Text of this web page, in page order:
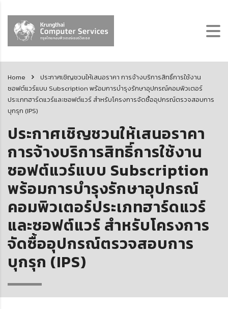
Home
ประกาศเชิญชวนให้เสนอราคา การจ้างบริการสิทธิ์การใช้งาน
ซอฟต์แวร์แบบ Subscription พร้อมการบำรุงรักษาอุปกรณ์คอมพิวเตอร์
ประเภทฮาร์ดแวร์และซอฟต์แวร์ สำหรับโครงการจัดซื้ออุปกรณ์ตรวจสอบการ
บุกรุก (IPS)
ประกาศเชิญชวนให้เสนอราคา
การจ้างบริการสิทธิ์การใช้งาน
ซอฟต์แวร์แบบ Subscription
พร้อมการบำรุงรักษาอุปกรณ์
คอมพิวเตอร์ประเภทฮาร์ดแวร์
และซอฟต์แวร์ สำหรับโครงการ
จัดซื้ออุปกรณ์ตรวจสอบการ
บุกรุก (IPS)